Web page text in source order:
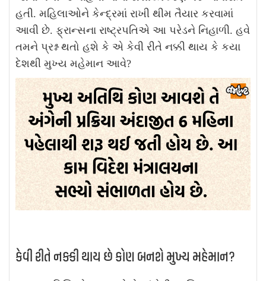
હતી. મહિલાઓને કેન્દ્રમાં રાખી થીમ તૈયાર કરવામાં
આવી છે. ફ્રાન્સના રાષ્ટ્રપતિએ આ પરેડને નિહાળી. હવે
તમને પ્રશ્ન થતો હશે કે એ કેવી રીતે નક્કી થાય કે કયા
દેશથી મુખ્ય મહેમાન આવે?
કેવી રીતે નક્કી થાય છે કોણ બનશે મુખ્ય મહેમાન?